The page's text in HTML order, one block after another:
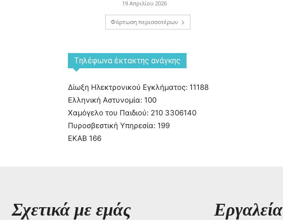
19 Απριλίου 2026
Φόρτωση περισσοτέρων
Tηλέφωνα έκτακτης ανάγκης
Δίωξη Ηλεκτρονικού Εγκλήματος: 11188
Ελληνική Αστυνομία: 100
Χαμόγελο του Παιδιού: 210 3306140
Πυροσβεστική Υπηρεσία: 199
ΕΚΑΒ 166
Σχετικά με εμάς Εργαλεία